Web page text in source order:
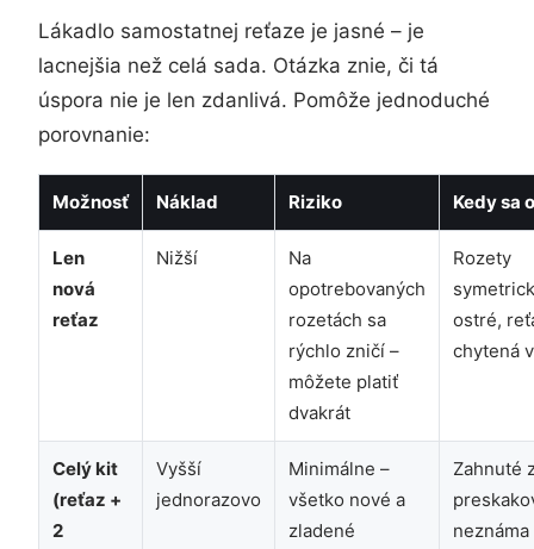
Lákadlo samostatnej reťaze je jasné – je
lacnejšia než celá sada. Otázka znie, či tá
úspora nie je len zdanlivá. Pomôže jednoduché
porovnanie:
Možnosť Náklad Riziko Kedy sa
Len
nová
reťaz
Nižší
Na
opotrebovaných
rozetách sa
rýchlo zničí –
môžete platiť
dvakrát
Rozety
ostré,
chytená
Celý kit
(reťaz +
2
Vyšší
jednorazovo
Minimálne –
všetko nové a
zladené
Zahnuté
neznáma